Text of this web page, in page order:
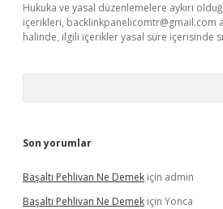
Hukuka ve yasal düzenlemelere aykırı
içerikleri, backlinkpanelicomtr@gmail.com
halinde, ilgili içerikler yasal süre içerisinde
Son yorumlar
Başaltı Pehlivan Ne Demek için admin
Başaltı Pehlivan Ne Demek için Yonca